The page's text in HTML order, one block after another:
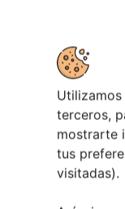
terceros,
mostrarte
tus
visitadas).
4 agosto, 2026